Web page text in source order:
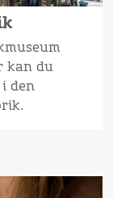
kan du
den